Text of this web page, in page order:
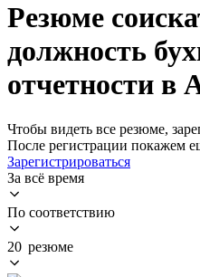
Резюме
должность
отчетности в
Чтобы видеть все резюме,
После регистрации покажем
Зарегистрироваться
За всё время
По соответствию
20 резюме